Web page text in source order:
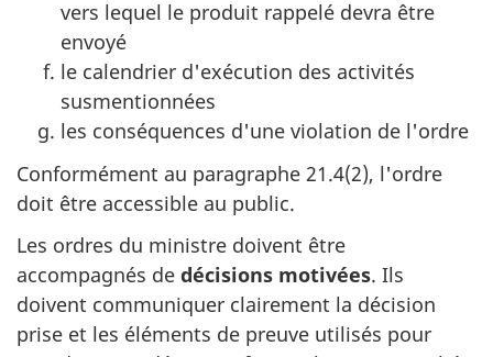
vers lequel le produit rappelé devra être
envoyé
le calendrier d'exécution des activités
susmentionnées
les conséquences d'une violation de l'ordre
Conformément au paragraphe 21.4(2), l'ordre
doit être accessible au public.
Les ordres du ministre doivent être
accompagnés de décisions motivées. Ils
doivent communiquer clairement la décision
prise et les éléments de preuve utilisés pour